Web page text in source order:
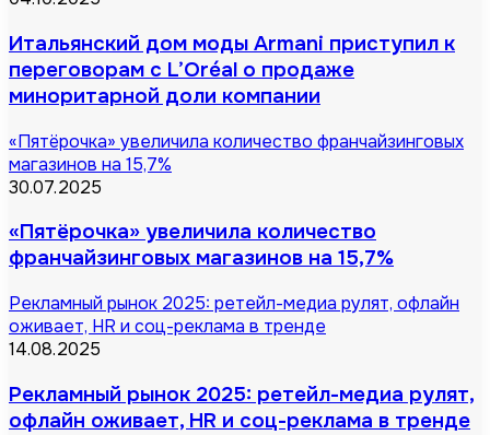
Итальянский дом моды Armani приступил к
переговорам с L’Oréal о продаже
миноритарной доли компании
«Пятёрочка» увеличила количество франчайзинговых
магазинов на 15,7%
30.07.2025
«Пятёрочка» увеличила количество
франчайзинговых магазинов на 15,7%
Рекламный рынок 2025: ретейл-медиа рулят, офлайн
оживает, HR и соц-реклама в тренде
14.08.2025
Рекламный рынок 2025: ретейл-медиа рулят,
офлайн оживает, HR и соц-реклама в тренде